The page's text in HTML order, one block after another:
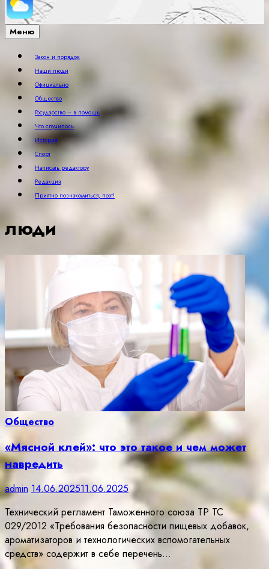
Меню
Закон и порядок
Наши люди
Официально
Общество
Государство – в помощь
Что случилось
История
Спорт
Написать редактору
Редакция
Приятно познакомиться, поэт!
люди
Общество
«Мясной клей»: что это такое и чем может
навредить
admin 14.06.202511.06.2025
Технический регламент Таможенного союза ТР ТС
029/2012 «Требования безопасности пищевых добавок,
ароматизаторов и технологических вспомогательных
средств» содержит в себе перечень…